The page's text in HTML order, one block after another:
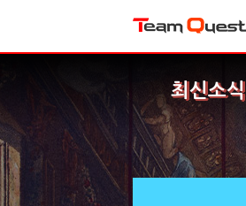
최신소식